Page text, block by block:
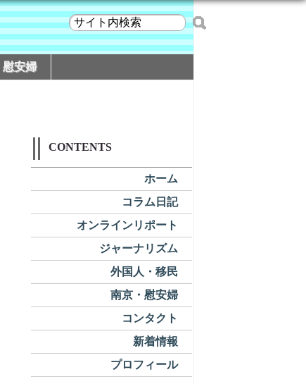
慰安婦
CONTENTS
ホーム
コラム日記
オンラインリポート
ジャーナリズム
外国人・移民
南京・慰安婦
コンタクト
新着情報
プロフィール